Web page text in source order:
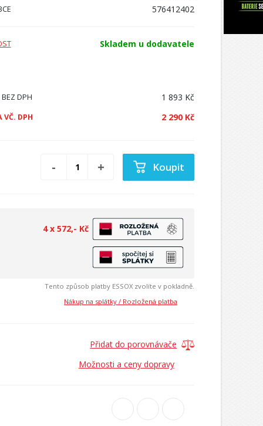
576412402
Skladem u dodavatele
BEZ DPH 1 893 Kč
VČ. DPH 2 290 Kč
Koupit
4 x 572,- Kč
Tento způsob platby ESSOX zvolíte v pokladně.
Nákup na splátky / Rozložená platba
Přidat do porovnávače
Možnosti a ceny dopravy